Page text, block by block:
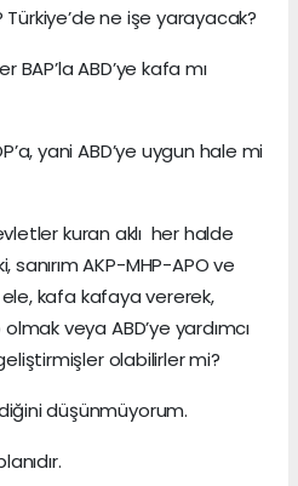
ne işe yarayacak?
ABD’ye kafa mı
yani ABD’ye uygun hale mi
kuran aklı her halde
AKP-MHP-APO ve
ele, kafa kafaya vererek,
olmak veya ABD’ye yardımcı
olabilirler mi?
düşünmüyorum.